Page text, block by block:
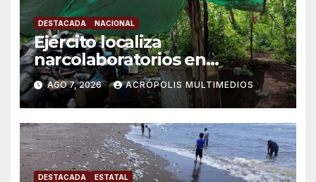
DESTACADA NACIONAL
Ejército localiza
narcolaboratorios en
Michoacán
AGO 7, 2026 ACRÓPOLIS MULTIMEDIOS
DESTACADA ESTATAL